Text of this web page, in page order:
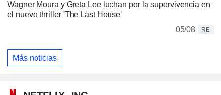
Wagner Moura y Greta Lee luchan por la supervivencia en
el nuevo thriller 'The Last House'
05/08
RE
Más noticias